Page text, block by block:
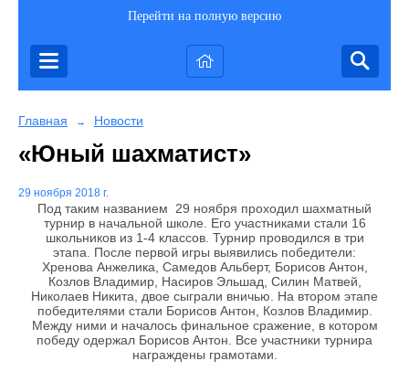
Перейти на полную версию
Главная → Новости
«Юный шахматист»
29 ноября 2018 г.
Под таким названием 29 ноября проходил шахматный
турнир в начальной школе. Его участниками стали 16
школьников из 1-4 классов. Турнир проводился в три
этапа. После первой игры выявились победители:
Хренова Анжелика, Самедов Альберт, Борисов Антон,
Козлов Владимир, Насиров Эльшад, Силин Матвей,
Николаев Никита, двое сыграли вничью. На втором этапе
победителями стали Борисов Антон, Козлов Владимир.
Между ними и началось финальное сражение, в котором
победу одержал Борисов Антон. Все участники турнира
награждены грамотами.